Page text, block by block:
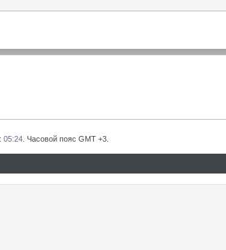
05:24 . Часовой пояс GMT +3.